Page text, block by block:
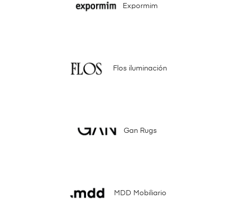
Expormim
Flos iluminación
Gan Rugs
MDD Mobiliario